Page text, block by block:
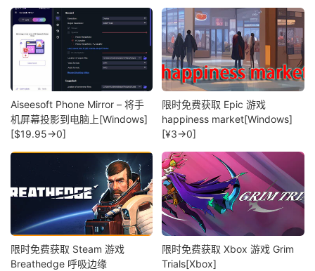
Aiseesoft Phone Mirror – 将手
机屏幕投影到电脑上[Windows]
[$19.95→0]
限时免费获取 Epic 游戏
happiness market[Windows]
[¥3→0]
限时免费获取 Steam 游戏
Breathedge 呼吸边缘
限时免费获取 Xbox 游戏 Grim
Trials[Xbox]